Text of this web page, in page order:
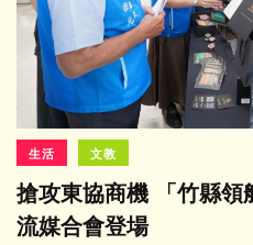
生活 文教
搶攻東協商機 「竹縣領
流媒合會登場